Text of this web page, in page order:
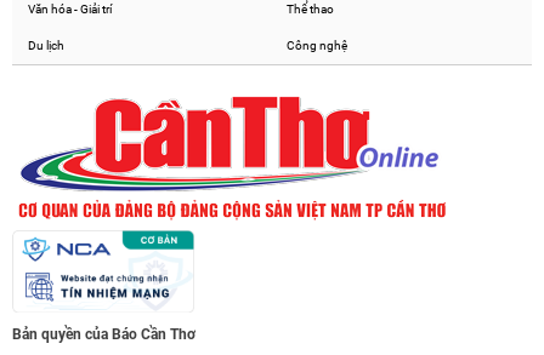
Văn hóa - Giải trí Thể thao
Du lịch Công nghệ
Bản quyền của Báo Cần Thơ